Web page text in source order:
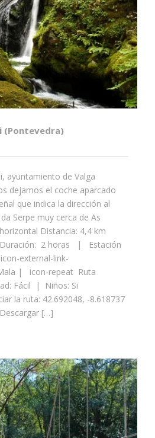
(Pontevedra)
ayuntamiento de Valga
dejamos el coche aparcado
que indica la dirección al
Serpe muy cerca de As
Distancia: 4,4 km
2 horas | Estación
external-link-
| icon-repeat Ruta
Fácil | Niños: Si
la ruta: 42.692048, -8.618737
[…]